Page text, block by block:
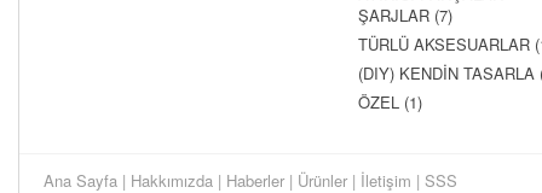
ŞARJLAR (7)
TÜRLÜ AKSESUARLAR
(DIY) KENDİN TASARLA
ÖZEL (1)
Ana Sayfa | Hakkımızda | Haberler | Ürünler | İletişim | SSS